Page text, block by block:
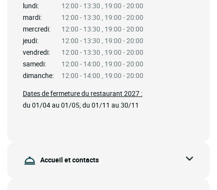
lundi:
12:00 - 13:30 , 19:00 - 20:00
mardi:
12:00 - 13:30 , 19:00 - 20:00
mercredi:
12:00 - 13:30 , 19:00 - 20:00
jeudi:
12:00 - 13:30 , 19:00 - 20:00
vendredi:
12:00 - 13:30 , 19:00 - 20:00
samedi:
12:00 - 14:00 , 19:00 - 20:00
dimanche:
12:00 - 14:00 , 19:00 - 20:00
Dates de fermeture du restaurant 2027 :
du 01/04 au 01/05; du 01/11 au 30/11
Accueil et contacts